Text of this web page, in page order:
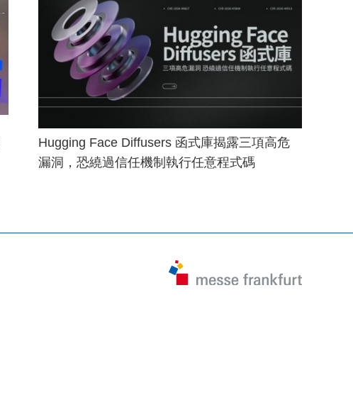
Hugging Face Diffusers 函式庫揭露三項高危
漏洞，恐繞過信任機制執行任意程式碼